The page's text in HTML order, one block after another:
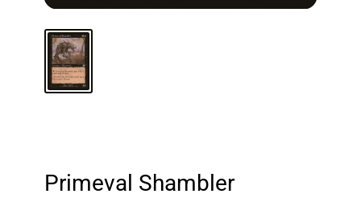
Primeval Shambler